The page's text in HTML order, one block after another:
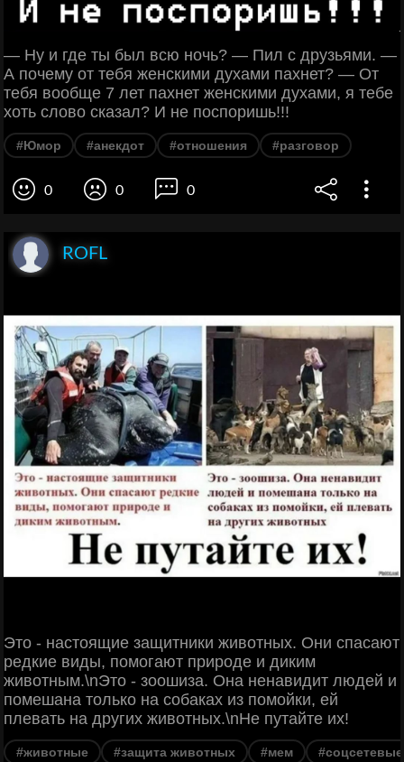
— Ну и где ты был всю ночь? — Пил с друзьями. —
А почему от тебя женскими духами пахнет? — От
тебя вообще 7 лет пахнет женскими духами, я тебе
хоть слово сказал? И не поспоришь!!!
#Юмор #анекдот #отношения #разговор
0 0 0
ROFL
Это - настоящие защитники животных. Они спасают
редкие виды, помогают природе и диким
животным.\nЭто - зоошиза. Она ненавидит людей и
помешана только на собаках из помойки, ей
плевать на других животных.\nНе путайте их!
#животные #защита животных #мем